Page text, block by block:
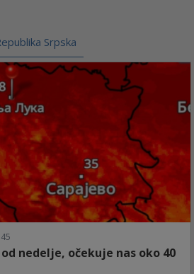
Srpska
nedelje, očekuje nas oko 40